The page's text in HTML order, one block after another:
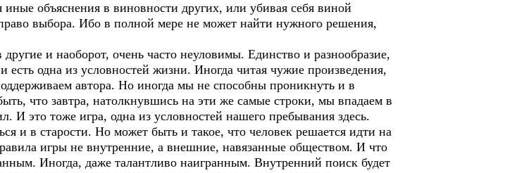
объяснения в виновности других, или убивая себя виной
выбора. Ибо в полной мере не может найти нужного решения,
и наоборот, очень часто неуловимы. Единство и разнообразие,
одна из условностей жизни. Иногда читая чужие произведения,
автора. Но иногда мы не способны проникнуть и в
что завтра, натолкнувшись на эти же самые строки, мы впадаем в
И это тоже игра, одна из условностей нашего пребывания здесь.
и в старости. Но может быть и такое, что человек решается идти на
игры не внутренние, а внешние, навязанные обществом. И что
Иногда, даже талантливо наигранным. Внутренний поиск будет